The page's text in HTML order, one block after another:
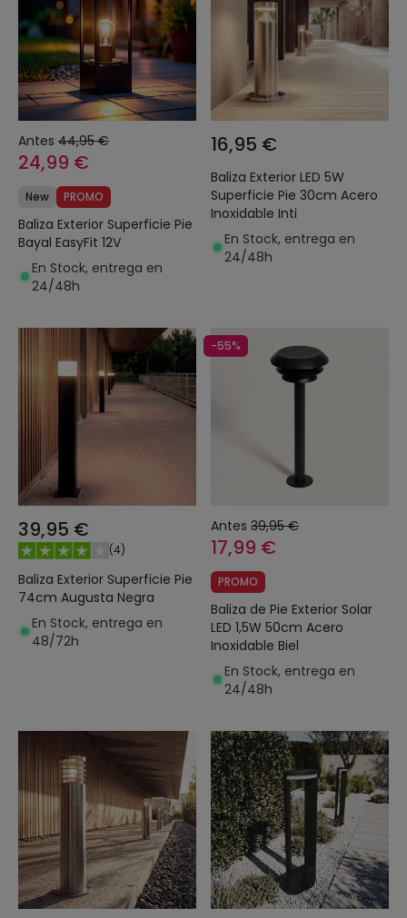
Antes 44,95 €
24,99 €
New PROMO
Baliza Exterior Superficie Pie
Bayal EasyFit 12V
En Stock, entrega en
24/48h
16,95 €
Baliza Exterior LED 5W
Superficie Pie 30cm Acero
Inoxidable Inti
En Stock, entrega en
24/48h
39,95 €
(4)
Baliza Exterior Superficie Pie
74cm Augusta Negra
En Stock, entrega en
48/72h
-55%
Antes 39,95 €
17,99 €
PROMO
Baliza de Pie Exterior Solar
LED 1,5W 50cm Acero
Inoxidable Biel
En Stock, entrega en
24/48h